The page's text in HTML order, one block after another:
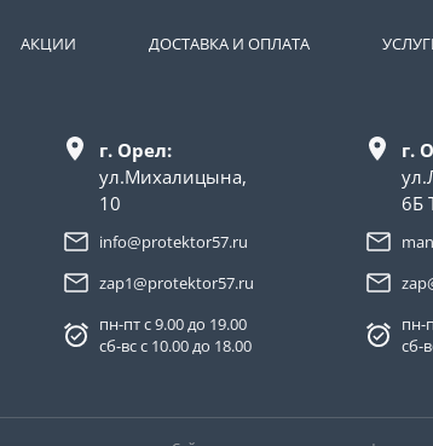
АКЦИИ ДОСТАВКА И ОПЛАТА
г. Орел:
ул.Михалицына,
10
info@protektor57.ru
zap1@protektor57.ru
пн-пт с 9.00 до 19.00
сб-вс с 10.00 до 18.00
г.
6Б
пн-
сб-